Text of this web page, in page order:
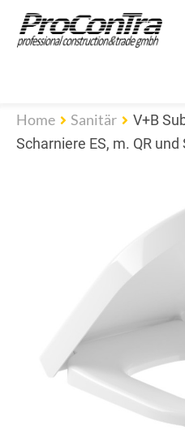
Home Sanitär
V+B
Scharniere ES, m. QR und